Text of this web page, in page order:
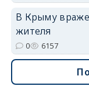
В Крыму
жителя
0 6157